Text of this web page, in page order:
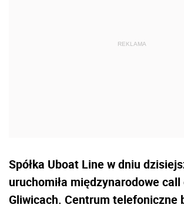
Spółka Uboat Line w dniu
uruchomiła międzynarodowe
Gliwicach. Centrum telefoniczne